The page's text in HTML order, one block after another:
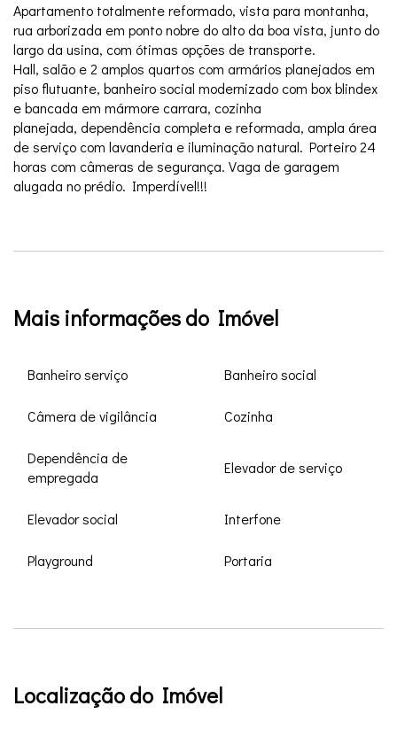
Apartamento totalmente reformado, vista para montanha,
rua arborizada em ponto nobre do alto da boa vista, junto do
largo da usina, com ótimas opções de transporte.
Hall, salão e 2 amplos quartos com armários planejados em
piso flutuante, banheiro social modernizado com box blindex
e bancada em mármore carrara, cozinha
planejada, dependência completa e reformada, ampla área
de serviço com lavanderia e iluminação natural. Porteiro 24
horas com câmeras de segurança. Vaga de garagem
alugada no prédio. Imperdível!!!
Mais informações do Imóvel
Banheiro serviço Banheiro social
Câmera de vigilância Cozinha
Dependência de
empregada
Elevador de serviço
Elevador social Interfone
Playground Portaria
Localização do Imóvel